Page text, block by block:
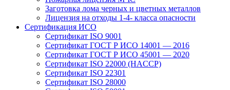
Заготовка лома черных и цветных металлов
Лицензия на отходы 1-4- класса опасности
Сертификация ИСО
Сертификат ISO 9001
Сертификат ГОСТ Р ИСО 14001 — 2016
Сертификат ГОСТ Р ИСО 45001 — 2020
Сертификат ISO 22000 (HACCP)
Сертификат ISO 22301
Сертификат ISO 28000